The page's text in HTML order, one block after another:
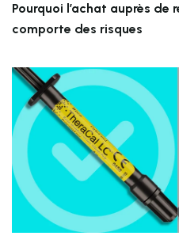
Pourquoi l’achat auprès de
comporte des risques